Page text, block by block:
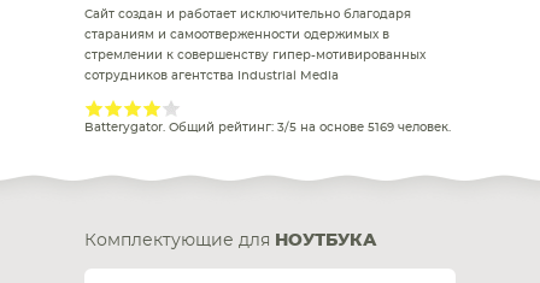
Сайт создан и работает исключительно благодаря
стараниям и самоотверженности одержимых в
стремлении к совершенству гипер-мотивированных
сотрудников агентства Industrial Media
Batterygator. Общий рейтинг: 3/5 на основе 5169 человек.
Комплектующие для НОУТБУКА